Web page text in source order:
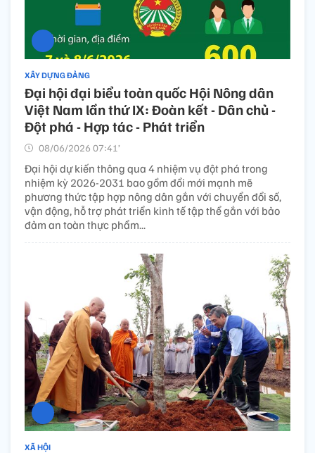
XÂY DỰNG ĐẢNG
Đại hội đại biểu toàn quốc Hội Nông dân
Việt Nam lần thứ IX: Đoàn kết - Dân chủ -
Đột phá - Hợp tác - Phát triển
08/06/2026 07:41’
Đại hội dự kiến thông qua 4 nhiệm vụ đột phá trong
nhiệm kỳ 2026-2031 bao gồm đổi mới mạnh mẽ
phương thức tập hợp nông dân gắn với chuyển đổi số,
vận động, hỗ trợ phát triển kinh tế tập thể gắn với bảo
đảm an toàn thực phẩm...
XÃ HỘI